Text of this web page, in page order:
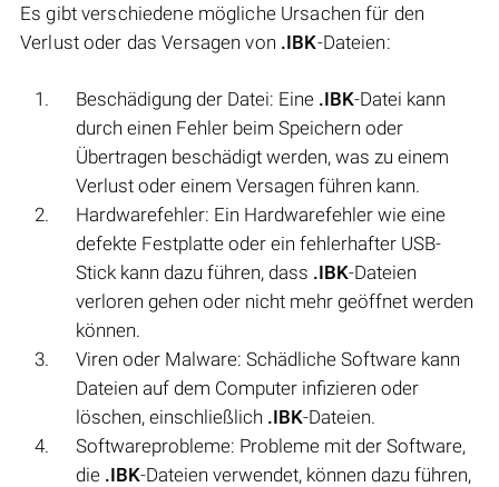
Es gibt verschiedene mögliche Ursachen für den
Verlust oder das Versagen von .IBK-Dateien:
Beschädigung der Datei: Eine .IBK-Datei kann
durch einen Fehler beim Speichern oder
Übertragen beschädigt werden, was zu einem
Verlust oder einem Versagen führen kann.
Hardwarefehler: Ein Hardwarefehler wie eine
defekte Festplatte oder ein fehlerhafter USB-
Stick kann dazu führen, dass .IBK-Dateien
verloren gehen oder nicht mehr geöffnet werden
können.
Viren oder Malware: Schädliche Software kann
Dateien auf dem Computer infizieren oder
löschen, einschließlich .IBK-Dateien.
Softwareprobleme: Probleme mit der Software,
die .IBK-Dateien verwendet, können dazu führen,